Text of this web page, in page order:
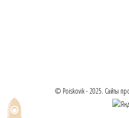
© Poiskovik - 2025. Сайты